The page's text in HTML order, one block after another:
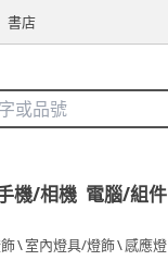
書店
機/相機 電腦/組件
\室內燈具/燈飾\感應燈